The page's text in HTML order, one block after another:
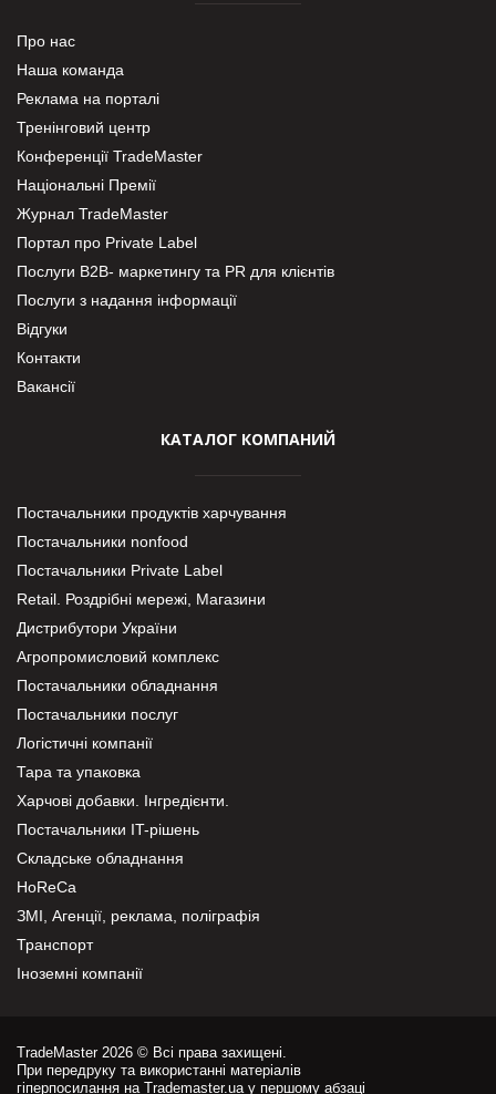
Про нас
Наша команда
Реклама на порталі
Тренінговий центр
Конференції TradeMaster
Національні Премії
Журнал TradeMaster
Портал про Private Label
Послуги В2В- маркетингу та PR для клієнтів
Послуги з надання інформації
Відгуки
Контакти
Вакансії
КАТАЛОГ КОМПАНИЙ
Постачальники продуктів харчування
Постачальники nonfood
Постачальники Private Label
Retail. Роздрібні мережі, Магазини
Дистрибутори України
Агропромисловий комплекс
Постачальники обладнання
Постачальники послуг
Логістичні компанії
Тара та упаковка
Харчові добавки. Інгредієнти.
Постачальники IT-рішень
Складське обладнання
HoReCa
ЗМІ, Агенції, реклама, поліграфія
Транспорт
Іноземні компанії
TradeMaster 2026 © Всі права захищені.
При передруку та використанні матеріалів
гіперпосилання на Trademaster.ua у першому абзаці